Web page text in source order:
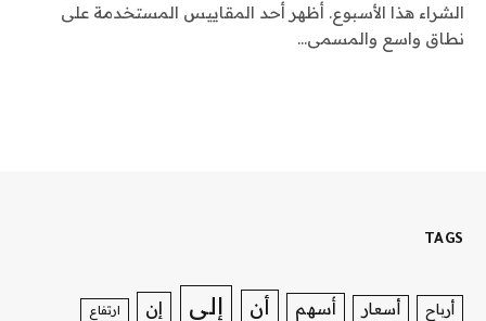
الشراء هذا الأسبوع. أظهر أحد المقاييس المستخدمة على
نطاق واسع والمسمى…
TAGS
أرباح أسعار أسهم أن إلى إن ارتفاع